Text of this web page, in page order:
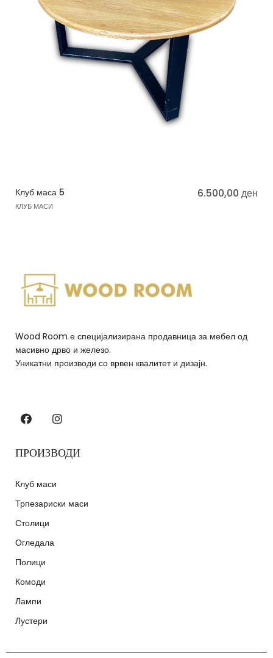
Клуб маса 5
КЛУБ МАСИ
6.500,00 ден
Wood Room е специјализирана продавница за мебел од
масивно дрво и железо.
Уникатни производи со врвен квалитет и дизајн.
ПРОИЗВОДИ
Клуб маси
Трпезариски маси
Столици
Огледала
Полици
Комоди
Лампи
Лустери